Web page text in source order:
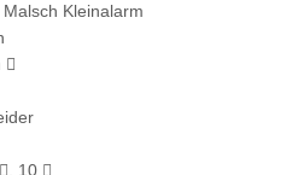
Kleinalarm
, 10